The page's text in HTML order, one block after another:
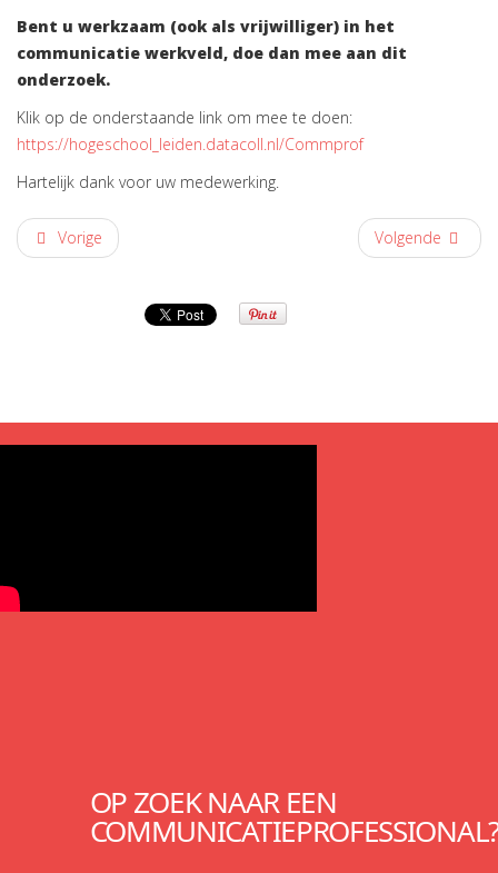
Bent u werkzaam (ook als vrijwilliger) in het
communicatie werkveld, doe dan mee aan dit
onderzoek.
Klik op de onderstaande link om mee te doen:
https://hogeschool_leiden.datacoll.nl/Commprof
Hartelijk dank voor uw medewerking.
Vorige Volgende
OP ZOEK NAAR EEN
COMMUNICATIEPROFESSIONAL?